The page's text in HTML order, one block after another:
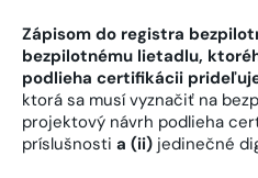
Zápisom do registra
bezpilotnému lietadlu,
podlieha certifikácii
ktorá sa musí vyznačiť na
projektový návrh podlieha
príslušnosti a (ii) jedinečné